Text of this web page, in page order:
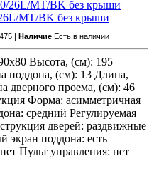
MT/BK без крыши
| Наличие Есть в наличии
Высота, (см): 195
поддона, (см): 13 Длина,
проема, (см): 46
Форма: асимметричная
средний Регулируемая
дверей: раздвижные
экран поддона: есть
Пульт управления: нет